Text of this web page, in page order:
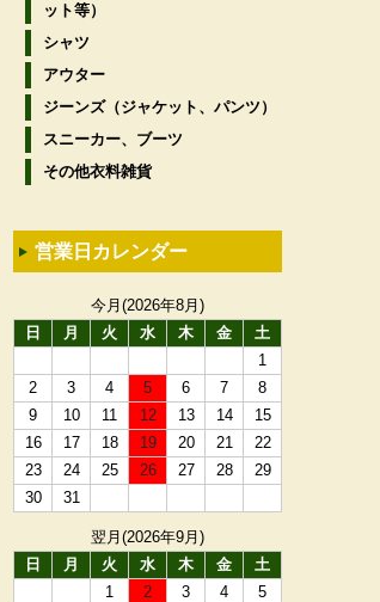
ット等）
シャツ
アウター
ジーンズ（ジャケット、パンツ）
スニーカー、ブーツ
その他衣料雑貨
営業日カレンダー
今月(2026年8月)
日
月 火 水 木 金
土
1
2
3 4 5 6 7
8
9
10 11 12 13 14
15
16
17 18 19 20 21
22
23
24 25 26 27 28
29
30
31
翌月(2026年9月)
日
月 火 水 木 金
土
1
2 3 4
5